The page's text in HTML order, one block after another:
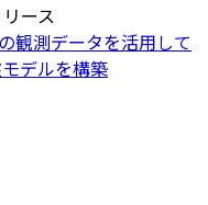
ース
観測データを活用して
デルを構築